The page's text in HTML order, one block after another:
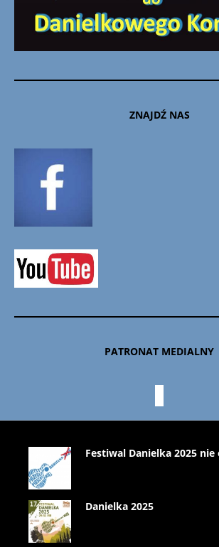
ZNAJDŹ NAS
PATRONAT MEDIALNY
Festiwal Danielka 2025 nie
Danielka 2025